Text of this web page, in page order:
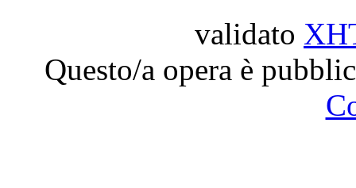
validato
Questo/a opera è